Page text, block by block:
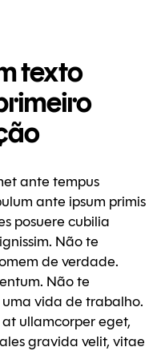
texto
ante tempus
ante ipsum primis
posuere cubilia
Não te
de verdade.
Não te
vida de trabalho.
ullamcorper eget,
gravida velit, vitae